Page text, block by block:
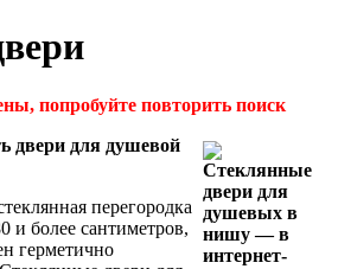
попробуйте повторить поиск
двери для душевой
перегородка
и более сантиметров,
герметично